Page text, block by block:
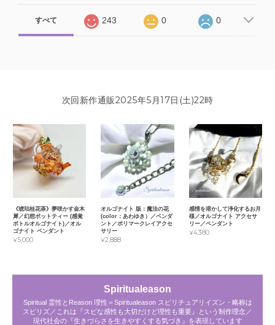
すべて 243 0 0
次回新作通販2025年5月17日(土)22時
《琥珀桂花茶》夢咲かす金木
犀／幻想ポットティー (感覚
ボトルオルゴナイト)／オル
ゴナイト ペンダント
¥5,000
オルゴナイト 版：魔法の花
(color：あわゆき）／ペンダ
ント／ポリマークレイアクセ
サリー
¥2,888
感情を溶かして浄化するお月
様／オルゴナイト アクセサ
リー／ペンダント
¥4,380
Spiritualeason
Spiritual 霊性とReason 理性＝Spiritualeason スピリチュアリイズン・略称は
スピリズ／これは『スピな感性も大切だけど理性も重要』という制作理念／
現代社会の『生きづらさを生きやすくする気づき』を表現しています